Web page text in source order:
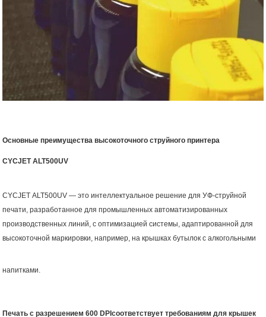
Основные преимущества высокоточного струйного принтера
CYCJET ALT500UV
CYCJET ALT500UV — это интеллектуальное решение для УФ-струйной
печати, разработанное для промышленных автоматизированных
производственных линий, с оптимизацией системы, адаптированной для
высокоточной маркировки, например, на крышках бутылок с алкогольными
напитками.
Печать с разрешением 600 DPIсоответствует требованиям для крышек